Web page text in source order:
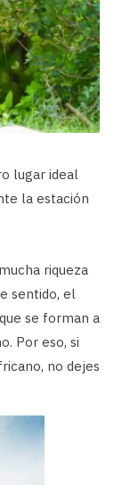
lugar ideal
la estación
riqueza
sentido, el
se forman a
Por eso, si
no dejes